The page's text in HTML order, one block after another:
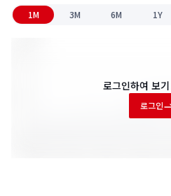
1M 3M 6M 1Y
로그인하여 보기
로그인